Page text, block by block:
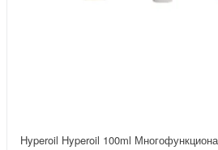
Hyperoil Hyperoil 100ml